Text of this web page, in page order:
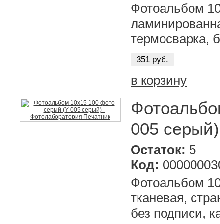
Фотоальбом
термосварка,
351 руб.
в корзину
005 серый)
Остаток: 5
Код:
Фотоальбом
тканевая,
без подписи,